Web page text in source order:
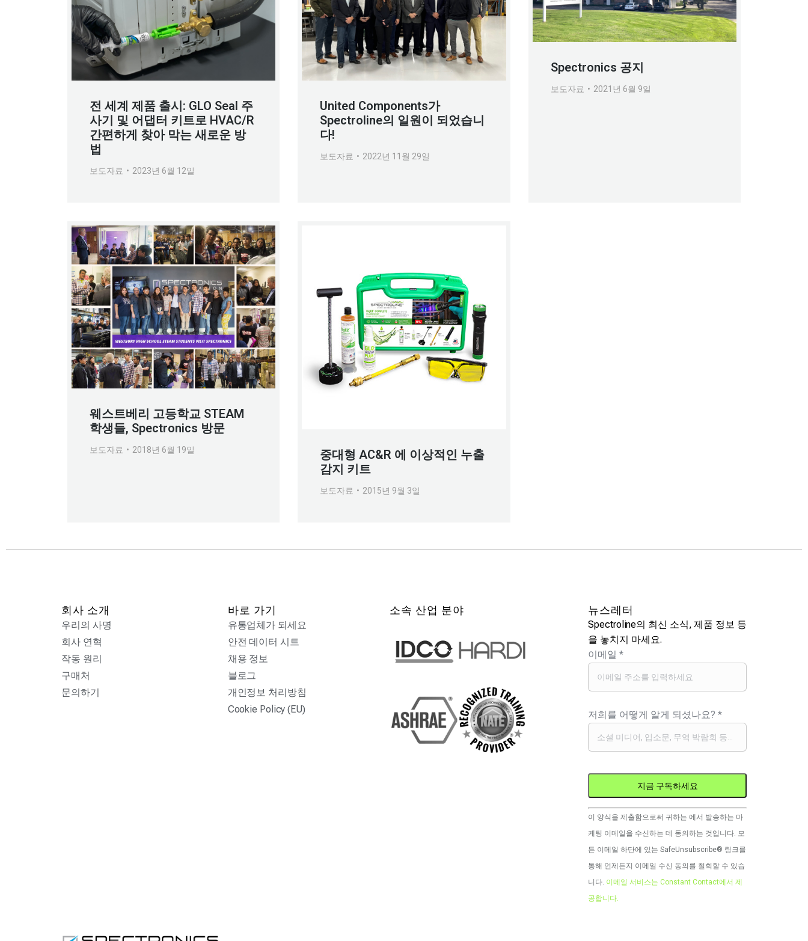
전 세계 제품 출시: GLO Seal 주
사기 및 어댑터 키트로 HVAC/R
간편하게 찾아 막는 새로운 방
법
보도자료 2023년 6월 12일
United Components가
Spectroline의 일원이 되었습니
다!
보도자료 2022년 11월 29일
Spectronics 공지
보도자료 2021년 6월 9일
웨스트베리 고등학교 STEAM
학생들, Spectronics 방문
보도자료 2018년 6월 19일
중대형 AC&R 에 이상적인 누출
감지 키트
보도자료 2015년 9월 3일
회사 소개
우리의 사명
회사 연혁
작동 원리
구매처
문의하기
바로 가기
유통업체가 되세요
안전 데이터 시트
채용 정보
블로그
개인정보 처리방침
Cookie Policy (EU)
소속 산업 분야 뉴스레터
Spectroline의 최신 소식, 제품 정보 등
을 놓치지 마세요.
이메일*
저희를 어떻게 알게 되셨나요?*
Constant
Contact
사
용.
이
이 양식을 제출함으로써 귀하는 에서 발송하는 마
케팅 이메일을 수신하는 데 동의하는 것입니다. 모
든 이메일 하단에 있는 SafeUnsubscribe® 링크를
통해 언제든지 이메일 수신 동의를 철회할 수 있습
니다. 이메일 서비스는 Constant Contact에서 제
공합니다.